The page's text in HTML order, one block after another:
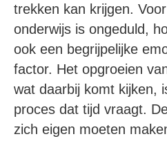
trekken kan krijgen.
onderwijs is ongeduld,
ook een begrijpelijke
factor. Het opgroeien
wat daarbij komt kijken,
proces dat tijd vraagt.
zich eigen moeten